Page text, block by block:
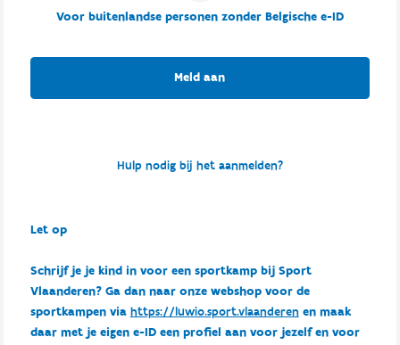
Voor buitenlandse personen zonder Belgische e-ID
Meld aan
Hulp nodig bij het aanmelden?
Let op
Schrijf je je kind in voor een sportkamp bij Sport
Vlaanderen? Ga dan naar onze webshop voor de
sportkampen via https://luwio.sport.vlaanderenen maak
daar met je eigen e-ID een profiel aan voor jezelf en voor